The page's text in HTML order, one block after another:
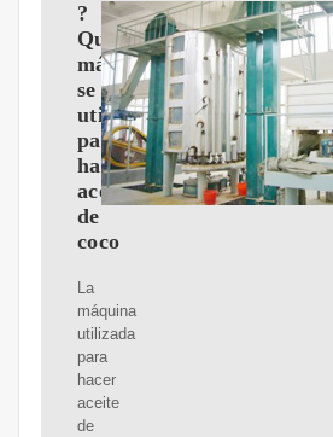
?
Qué
máquina
se
utiliza
para
hacer
aceite
de
coco
La
máquina
utilizada
para
hacer
aceite
de